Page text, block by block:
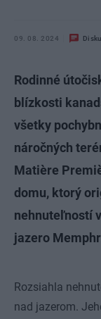
09. 08. 2024
Rodinné
blízkosti
všetky
náročných
Matière
domu, ktorý
nehnuteľností
jazero
Rozsiahla
nad jazerom.